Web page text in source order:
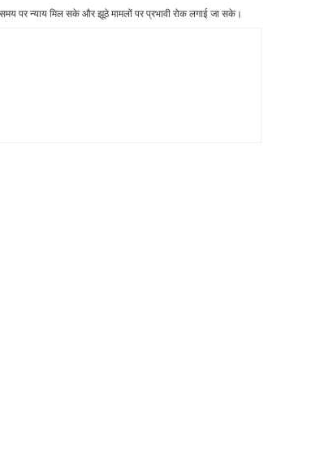
पर न्याय मिल सके और झूठे मामलों पर प्रभावी रोक लगाई जा सके।